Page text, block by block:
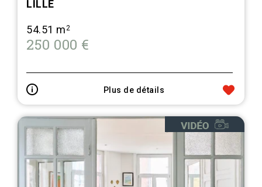
LILLE
54.51 m2
250 000 €
Plus de détails